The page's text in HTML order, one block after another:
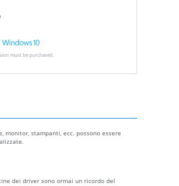
must be purchased.
stampanti, ecc. possono essere
dei driver sono ormai un ricordo del